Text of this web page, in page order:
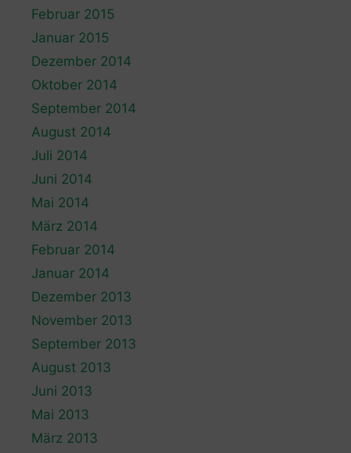
Februar 2015
Januar 2015
Dezember 2014
Oktober 2014
September 2014
August 2014
Juli 2014
Juni 2014
Mai 2014
März 2014
Februar 2014
Januar 2014
Dezember 2013
November 2013
September 2013
August 2013
Juni 2013
Mai 2013
März 2013